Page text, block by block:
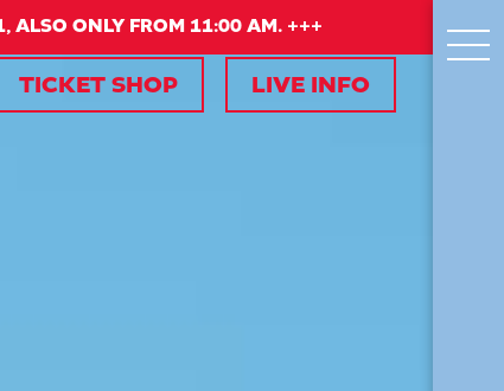
TICKET SHOP LIVE INFO
ALSO ONLY FROM 11:00 AM. +++